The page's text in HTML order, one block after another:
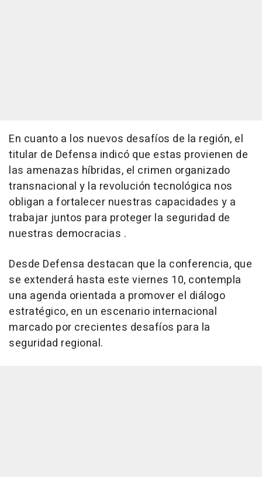
En cuanto a los nuevos desafíos de la región, el
titular de Defensa indicó que estas provienen de
las amenazas híbridas, el crimen organizado
transnacional y la revolución tecnológica nos
obligan a fortalecer nuestras capacidades y a
trabajar juntos para proteger la seguridad de
nuestras democracias .
Desde Defensa destacan que la conferencia, que
se extenderá hasta este viernes 10, contempla
una agenda orientada a promover el diálogo
estratégico, en un escenario internacional
marcado por crecientes desafíos para la
seguridad regional.